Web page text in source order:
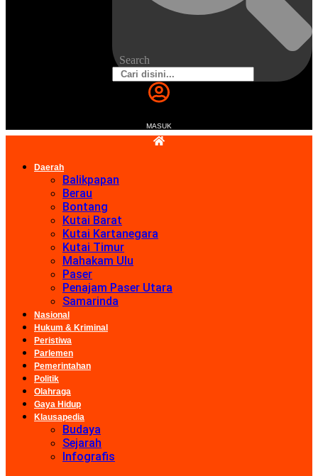
Search
MASUK
Daerah
Balikpapan
Berau
Bontang
Kutai Barat
Kutai Kartanegara
Kutai Timur
Mahakam Ulu
Paser
Penajam Paser Utara
Samarinda
Nasional
Hukum & Kriminal
Peristiwa
Parlemen
Pemerintahan
Politik
Olahraga
Gaya Hidup
Klausapedia
Budaya
Sejarah
Infografis